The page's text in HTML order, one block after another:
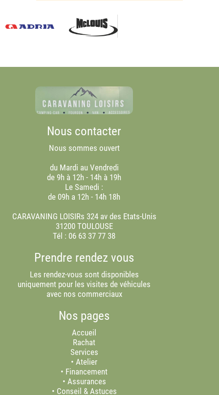
Nous contacter
Nous sommes ouvert
du Mardi au Vendredi
de 9h à 12h - 14h à 19h
Le Samedi :
de 09h a 12h - 14h 18h
CARAVANING LOISIRs 324 av des Etats-Unis
31200 TOULOUSE
Tél : 06 63 37 77 38
Prendre rendez vous
Les rendez-vous sont disponibles
uniquement pour les visites de véhicules
avec nos commerciaux
Nos pages
Accueil
Rachat
Services
•Atelier
• Financement
• Assurances
• Conseil & Astuces